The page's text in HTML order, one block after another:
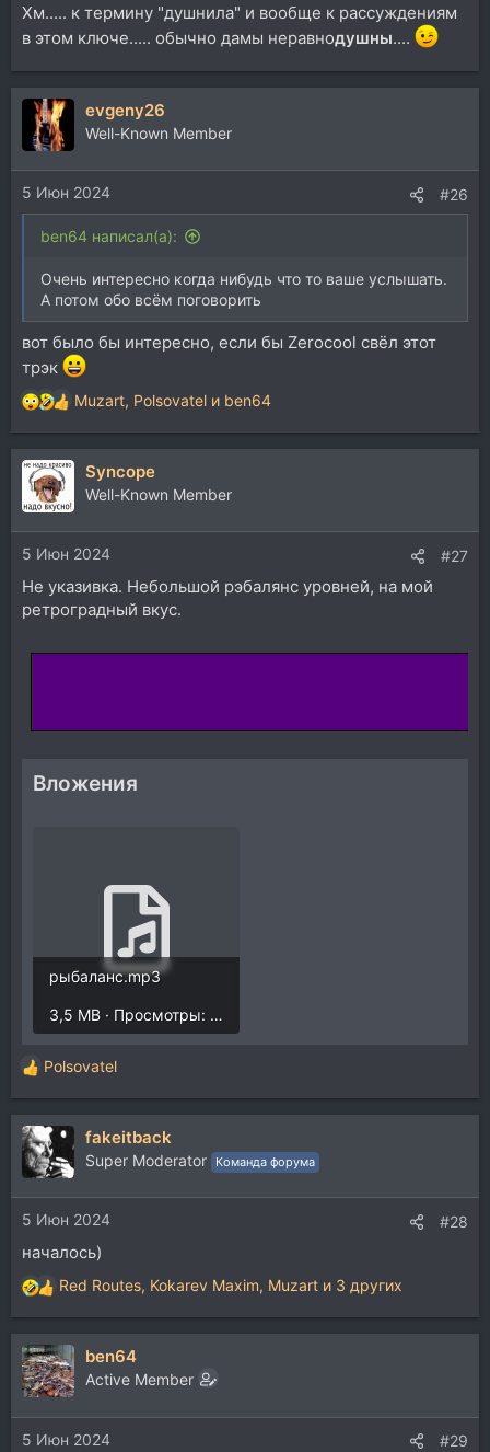
Хм..... к термину "душнила" и вообще к рассуждениям
в этом ключе..... обычно дамы неравнодушны....
evgeny26
Well-Known Member
5 Июн 2024 #26
ben64 написал(а):
Очень интересно когда нибудь что то ваше услышать.
А потом обо всём поговорить
вот было бы интересно, если бы Zerocool свёл этот
трэк
Р
е
а
к
ц
и
и
:
Muzart, Polsovatel и ben64
Syncope
Well-Known Member
5 Июн 2024 #27
Не указивка. Небольшой рэбалянс уровней, на мой
ретроградный вкус.
Вложения
рыбаланс.mp3
3,5 MB · Просмотры: 1.144
Р
е
а
к
ц
и
и
:
Polsovatel
fakeitback
Super Moderator Команда форума
5 Июн 2024 #28
началось)
Р
е
а
к
ц
и
и
:
Red Routes, Kokarev Maxim, Muzart и 3 других
ben64
Active Member
5 Июн 2024 #29